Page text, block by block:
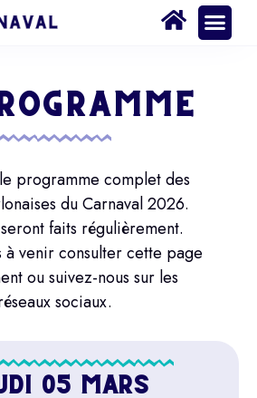
programme complet des
du Carnaval 2026.
faits régulièrement.
à venir consulter cette page
ou suivez-nous sur les
sociaux.
05 MARS